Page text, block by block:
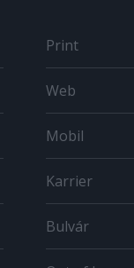
Print
Web
Mobil
Karrier
Bulvár